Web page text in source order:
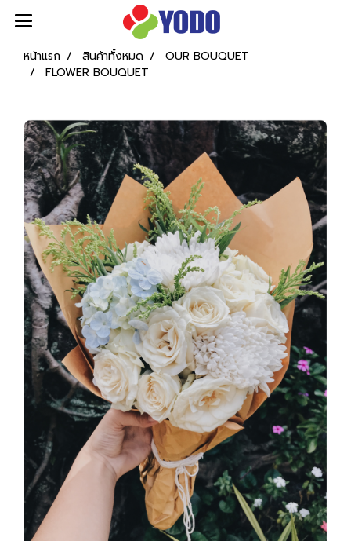
หน้าแรก สินค้าทั้งหมด
OUR BOUQUET
FLOWER BOUQUET